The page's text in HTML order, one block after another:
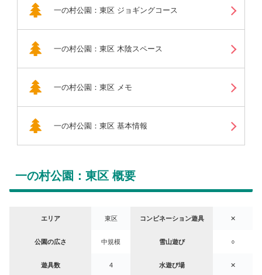
一の村公園：東区 ジョギングコース
一の村公園：東区 木陰スペース
一の村公園：東区 メモ
一の村公園：東区 基本情報
一の村公園：東区 概要
エリア 東区 コンビネーション遊具 ✕
公園の広さ 中規模 雪山遊び ○
遊具数 4 水遊び場 ✕